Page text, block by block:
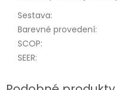
Sestava:
Barevné provedení:
SCOP:
SEER: